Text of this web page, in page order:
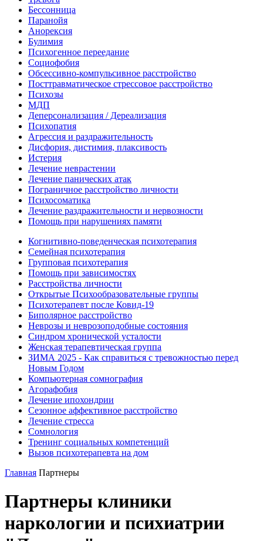
Бессонница
Паранойя
Анорексия
Булимия
Психогенное переедание
Социофобия
Обсессивно-компульсивное расстройство
Посттравматическое стрессовое расстройство
Психозы
МДП
Деперсонализация / Дереализация
Психопатия
Агрессия и раздражительность
Дисфория, дистимия, плаксивость
Истерия
Лечение неврастении
Лечение панических атак
Пограничное расстройство личности
Психосоматика
Лечение раздражительности и нервозности
Помощь при нарушениях памяти
Когнитивно-поведенческая психотерапия
Семейная психотерапия
Групповая психотерапия
Помощь при зависимостях
Расстройства личности
Открытые Психообразовательные группы
Психотерапевт после Ковид-19
Биполярное расстройство
Неврозы и неврозоподобные состояния
Синдром хронической усталости
Женская терапевтическая группа
ЗИМА 2025 - Как справиться с тревожностью перед
Новым Годом
Компьютерная сомнография
Агорафобия
Лечение ипохондрии
Сезонное аффективное расстройство
Лечение стресса
Сомнология
Тренинг социальных компетенций
Вызов психотерапевта на дом
Главная Партнеры
Партнеры клиники
наркологии и психиатрии